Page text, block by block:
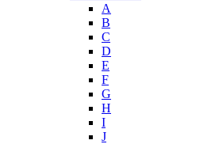
A
B
C
D
E
F
G
H
I
J